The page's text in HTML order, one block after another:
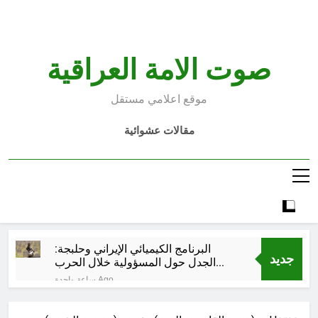
صوت الامة العراقية
موقع اعلامي مستقل
مقالات عشوائية
جديد
البرنامج الكيميائي الإيراني وحلبجة:
الجدل حول المسؤولية خلال الحرب
الإيرانية–العراقية
ساعة واحدة Ago